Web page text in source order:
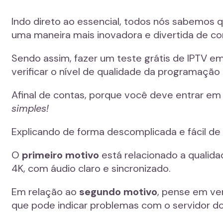
Indo direto ao essencial, todos nós sabemos
uma maneira mais inovadora e divertida de
Sendo assim, fazer um teste grátis de IPTV
verificar o nível de qualidade da
Afinal de contas, porque você deve entrar
simples!
Explicando de forma descomplicada e fácil
O primeiro motivo está relacionado a
4K, com áudio claro e sincronizado.
Em relação ao segundo motivo, pense em
que pode indicar problemas com o servidor